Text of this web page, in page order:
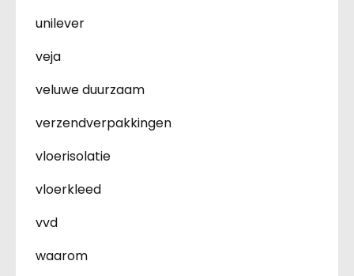
unilever
veja
veluwe duurzaam
verzendverpakkingen
vloerisolatie
vloerkleed
vvd
waarom